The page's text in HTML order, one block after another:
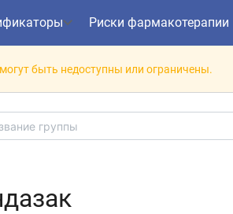
Риски фармакотерапии
быть недоступны или ограничены.